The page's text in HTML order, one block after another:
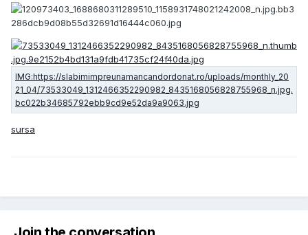
sursa